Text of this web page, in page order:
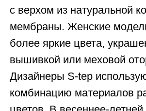
с верхом из натуральной
мембраны. Женские
более яркие цвета,
вышивкой или меховой
Дизайнеры S-tep
комбинацию материалов